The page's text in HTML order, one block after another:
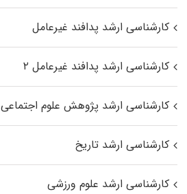
کارشناسی ارشد پدافند غیرعامل
کارشناسی ارشد پدافند غیرعامل ۲
کارشناسی ارشد پژوهش علوم اجتماعی
کارشناسی ارشد تاریخ
کارشناسی ارشد علوم ورزشی